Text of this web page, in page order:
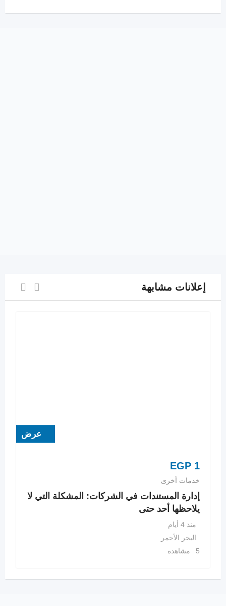
إعلانات مشابهة
عرض
EGP 1
خدمات أخرى
إدارة المستندات في الشركات: المشكلة التي لا
يلاحظها أحد حتى
منذ 4 أيام
البحر الأحمر
5 مشاهدة